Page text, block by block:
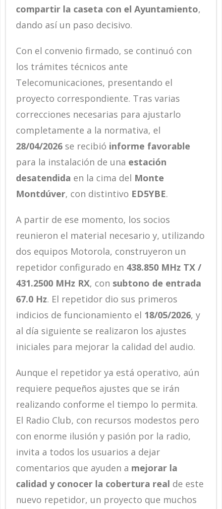
compartir la caseta con el Ayuntamiento,
dando así un paso decisivo.
Con el convenio firmado, se continuó con
los trámites técnicos ante
Telecomunicaciones, presentando el
proyecto correspondiente. Tras varias
correcciones necesarias para ajustarlo
completamente a la normativa, el
28/04/2026 se recibió informe favorable
para la instalación de una estación
desatendida en la cima del Monte
Montdúver, con distintivo ED5YBE.
A partir de ese momento, los socios
reunieron el material necesario y, utilizando
dos equipos Motorola, construyeron un
repetidor configurado en 438.850 MHz TX /
431.2500 MHz RX, con subtono de entrada
67.0 Hz. El repetidor dio sus primeros
indicios de funcionamiento el 18/05/2026, y
al día siguiente se realizaron los ajustes
iniciales para mejorar la calidad del audio.
Aunque el repetidor ya está operativo, aún
requiere pequeños ajustes que se irán
realizando conforme el tiempo lo permita.
El Radio Club, con recursos modestos pero
con enorme ilusión y pasión por la radio,
invita a todos los usuarios a dejar
comentarios que ayuden a mejorar la
calidad y conocer la cobertura real de este
nuevo repetidor, un proyecto que muchos